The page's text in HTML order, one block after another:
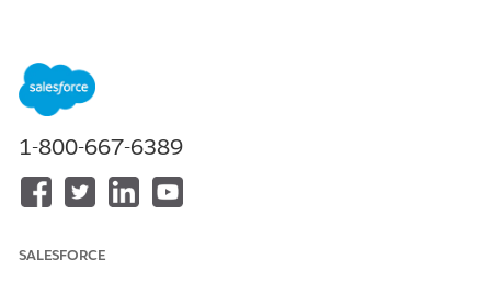
위험 시나리오 만들기:
위험 시나리오는 피싱 공격, 데이터 보존 실패 또는 공급 체인 위반
과 같이 조직이 직면하는 위험 범주를 설명하는 재사용 가능한 템플
다른 사람이 새 위험을 등록할 때마다 동일한 정의, 범주, 소스 프레
1-800-667-6389
SALESFORCE